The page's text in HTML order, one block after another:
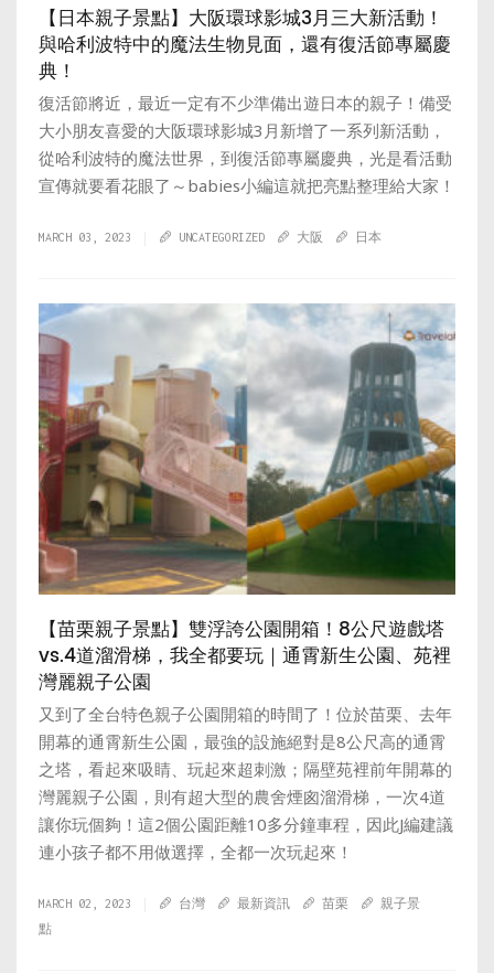
【日本親子景點】大阪環球影城3月三大新活動！
與哈利波特中的魔法生物見面，還有復活節專屬慶
典！
復活節將近，最近一定有不少準備出遊日本的親子！備受
大小朋友喜愛的大阪環球影城3月新增了一系列新活動，
從哈利波特的魔法世界，到復活節專屬慶典，光是看活動
宣傳就要看花眼了～babies小編這就把亮點整理給大家！
MARCH 03, 2023 UNCATEGORIZED 大阪 日本
【苗栗親子景點】雙浮誇公園開箱！8公尺遊戲塔
vs.4道溜滑梯，我全都要玩｜通霄新生公園、苑裡
灣麗親子公園
又到了全台特色親子公園開箱的時間了！位於苗栗、去年
開幕的通霄新生公園，最強的設施絕對是8公尺高的通霄
之塔，看起來吸睛、玩起來超刺激；隔壁苑裡前年開幕的
灣麗親子公園，則有超大型的農舍煙囪溜滑梯，一次4道
讓你玩個夠！這2個公園距離10多分鐘車程，因此J編建議
連小孩子都不用做選擇，全都一次玩起來！
MARCH 02, 2023 台灣 最新資訊 苗栗
親子景
點